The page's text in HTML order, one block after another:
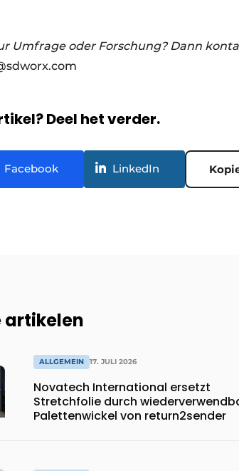
Umfrage oder Forschung? Dann
Deel het verder.
Facebook LinkedIn
artikelen
ALLGEMEIN 17. JULI 2026
Novatech International ersetzt
Stretchfolie durch
Palettenwickel von return2sender